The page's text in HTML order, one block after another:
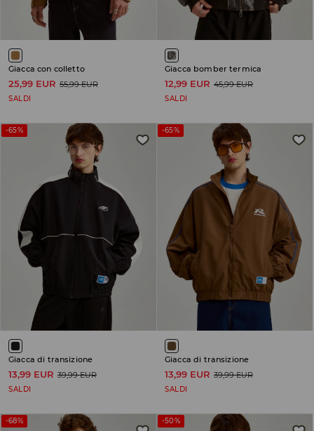
Giacca con colletto
25,99 EUR 55,99 EUR
SALDI
Giacca bomber termica
12,99 EUR 45,99 EUR
SALDI
-65%
Giacca di transizione
13,99 EUR 39,99 EUR
SALDI
-65%
Giacca di transizione
13,99 EUR 39,99 EUR
SALDI
-68% -50%